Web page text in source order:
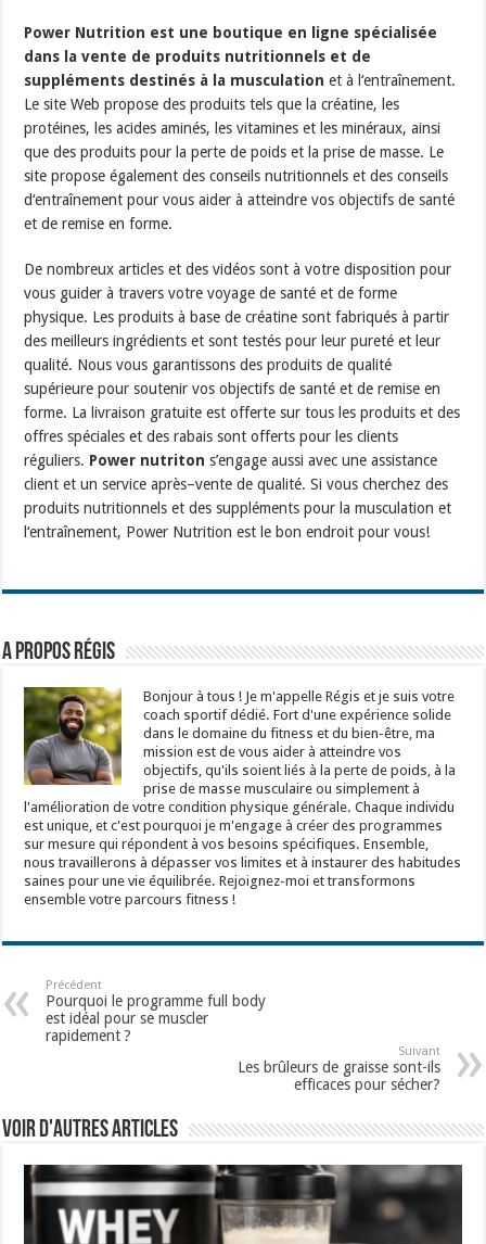
Power Nutrition est une boutique en ligne spécialisée
dans la vente de produits nutritionnels et de
suppléments destinés à la musculation et à l‘entraînement.
Le site Web propose des produits tels que la créatine, les
protéines, les acides aminés, les vitamines et les minéraux, ainsi
que des produits pour la perte de poids et la prise de masse. Le
site propose également des conseils nutritionnels et des conseils
d‘entraînement pour vous aider à atteindre vos objectifs de santé
et de remise en forme.
De nombreux articles et des vidéos sont à votre disposition pour
vous guider à travers votre voyage de santé et de forme
physique. Les produits à base de créatine sont fabriqués à partir
des meilleurs ingrédients et sont testés pour leur pureté et leur
qualité. Nous vous garantissons des produits de qualité
supérieure pour soutenir vos objectifs de santé et de remise en
forme. La livraison gratuite est offerte sur tous les produits et des
offres spéciales et des rabais sont offerts pour les clients
réguliers. Power nutriton s’engage aussi avec une assistance
client et un service après–vente de qualité. Si vous cherchez des
produits nutritionnels et des suppléments pour la musculation et
l‘entraînement, Power Nutrition est le bon endroit pour vous!
A propos Régis
Bonjour à tous ! Je m'appelle Régis et je suis votre
coach sportif dédié. Fort d'une expérience solide
dans le domaine du fitness et du bien-être, ma
mission est de vous aider à atteindre vos
objectifs, qu'ils soient liés à la perte de poids, à la
prise de masse musculaire ou simplement à
l'amélioration de votre condition physique générale. Chaque individu
est unique, et c'est pourquoi je m'engage à créer des programmes
sur mesure qui répondent à vos besoins spécifiques. Ensemble,
nous travaillerons à dépasser vos limites et à instaurer des habitudes
saines pour une vie équilibrée. Rejoignez-moi et transformons
ensemble votre parcours fitness !
Précédent
Pourquoi le programme full body
est idéal pour se muscler
rapidement ?
Suivant
Les brûleurs de graisse sont-ils
efficaces pour sécher?
Voir d'autres articles